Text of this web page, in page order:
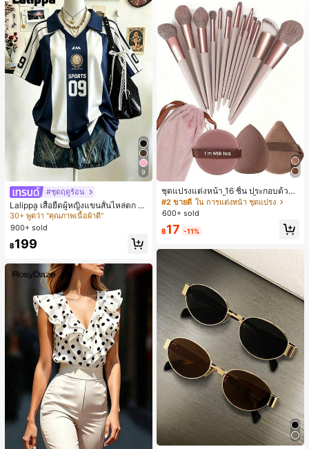
9
#ชุดฤดูร้อน
Lalippa เสื้อยืดผู้หญิงแขนสั้นไหล่ตก ค
อวีปกเสื้อ ลายพิมพ์ดิจิทัลลายทาง สไตล์
สปอร์ตแฟชั่นมินิมอล ของขวัญสำหรับเ
พื่อน
#1 ขายดี ใน หลากสี เสื้อยืดผู้หญิง
30+ พูดว่า "คุณภาพเนื้อผ้าดี"
#1 ขายดี ใน หลากสี เสื้อยืดผู้หญิง
30+ พูดว่า "คุณภาพเนื้อผ้าดี"
#1 ขายดี ใน หลากสี เสื้อยืดผู้หญิง
30+ พูดว่า "คุณภาพเนื้อผ้าดี"
#1 ขายดี ใน หลากสี เสื้อยืดผู้หญิง
30+ พูดว่า "คุณภาพเนื้อผ้าดี"
900+ sold
฿199
ชุดแปรงแต่งหน้า 16 ชิ้น ประกอบด้วยแ
ปรงแต่งหน้า 13 ชิ้น, ฟองน้ำแต่งหน้ารู
ปหยดน้ำ 1 ชิ้น, แปรงแป้งรองพื้นกลม 1
1 ชิ้น - ชุดคลาสสิก ทำจากขนสังเคราะ
หญิงและเด็กผู้หญิง เหมาะสำหรับฤดูใบ
ไม้ร่วงและฤดูหนาว
#2 ขายดี ใน การแต่งหน้า ชุดแปรง
600+ sold
฿17 -11%